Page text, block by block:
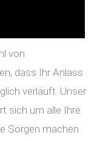
von
dass Ihr Anlass
verläuft. Unser
sich um alle Ihre
Sorgen machen